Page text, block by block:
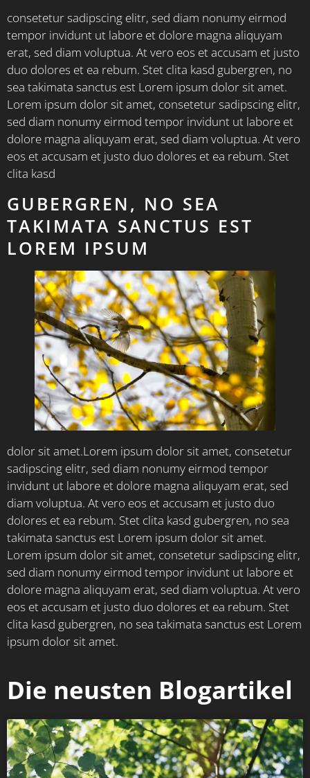
consetetur sadipscing elitr, sed diam nonumy eirmod
tempor invidunt ut labore et dolore magna aliquyam
erat, sed diam voluptua. At vero eos et accusam et justo
duo dolores et ea rebum. Stet clita kasd gubergren, no
sea takimata sanctus est Lorem ipsum dolor sit amet.
Lorem ipsum dolor sit amet, consetetur sadipscing elitr,
sed diam nonumy eirmod tempor invidunt ut labore et
dolore magna aliquyam erat, sed diam voluptua. At vero
eos et accusam et justo duo dolores et ea rebum. Stet
clita kasd
GUBERGREN, NO SEA
TAKIMATA SANCTUS EST
LOREM IPSUM
dolor sit amet.Lorem ipsum dolor sit amet, consetetur
sadipscing elitr, sed diam nonumy eirmod tempor
invidunt ut labore et dolore magna aliquyam erat, sed
diam voluptua. At vero eos et accusam et justo duo
dolores et ea rebum. Stet clita kasd gubergren, no sea
takimata sanctus est Lorem ipsum dolor sit amet.
Lorem ipsum dolor sit amet, consetetur sadipscing elitr,
sed diam nonumy eirmod tempor invidunt ut labore et
dolore magna aliquyam erat, sed diam voluptua. At vero
eos et accusam et justo duo dolores et ea rebum. Stet
clita kasd gubergren, no sea takimata sanctus est Lorem
ipsum dolor sit amet.
Die neusten Blogartikel